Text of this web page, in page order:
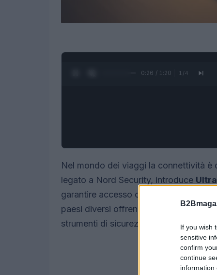
If you wish
sensitive
confirm
continue
information
0:27 / 1:20 1 /4
Nel mondo dei viaggi la connettività è
legato a Nord Security, introduce Ultra
garantire accesso continuo alla rete.
paesi diversi offrendo una soluzione
strumenti di sicurezza digitale e